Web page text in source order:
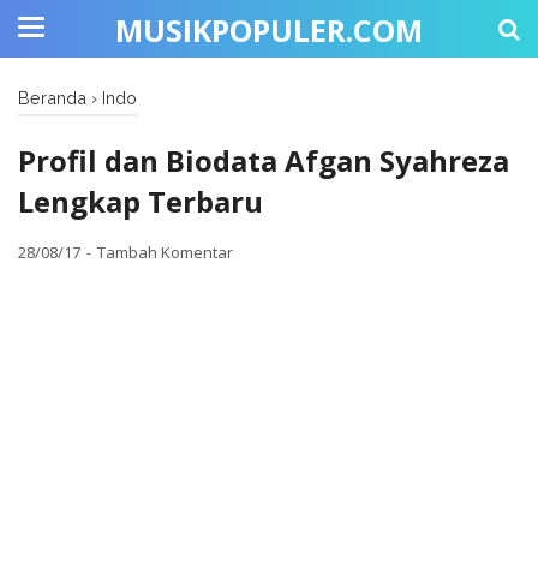
MUSIKPOPULER.COM
Beranda › Indo
Profil dan Biodata Afgan Syahreza
Lengkap Terbaru
28/08/17 Tambah Komentar